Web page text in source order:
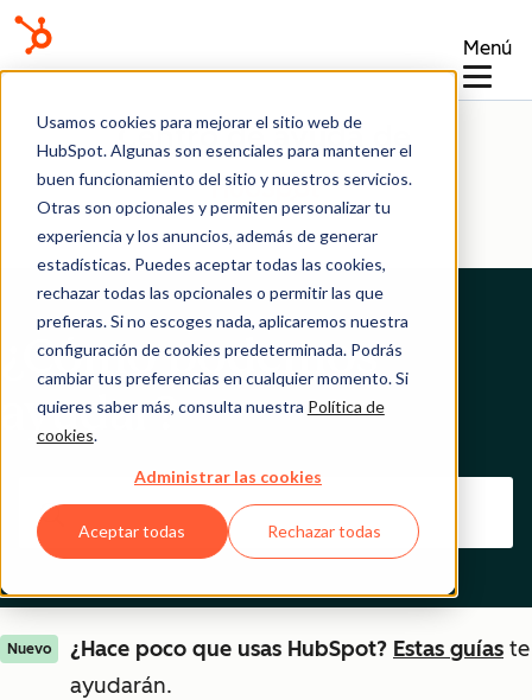
Usamos cookies para mejorar el sitio web de
HubSpot. Algunas son esenciales para mantener el
buen funcionamiento del sitio y nuestros servicios.
Otras son opcionales y permiten personalizar tu
experiencia y los anuncios, además de generar
estadísticas. Puedes aceptar todas las cookies,
rechazar todas las opcionales o permitir las que
prefieras. Si no escoges nada, aplicaremos nuestra
configuración de cookies predeterminada. Podrás
cambiar tus preferencias en cualquier momento. Si
quieres saber más, consulta nuestra Política de
cookies.
Administrar las cookies
Aceptar todas Rechazar todas
Menú
Centro de ayuda de
¿Cómo podemos
ayudar?
Nuevo ¿Hace poco que usas HubSpot? Estas guías te
ayudarán.